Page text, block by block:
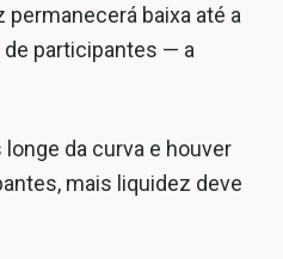
permanecerá baixa até a
de participantes — a
da curva e houver
mais liquidez deve